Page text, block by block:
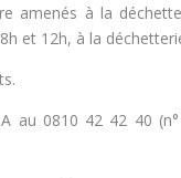
amenés à la
et 12h, à la
au 0810 42 42 40